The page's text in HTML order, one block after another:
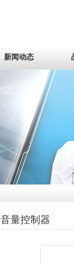
新闻动态
音量控制器